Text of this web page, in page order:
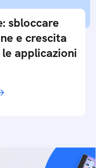
sbloccare
e crescita
applicazioni